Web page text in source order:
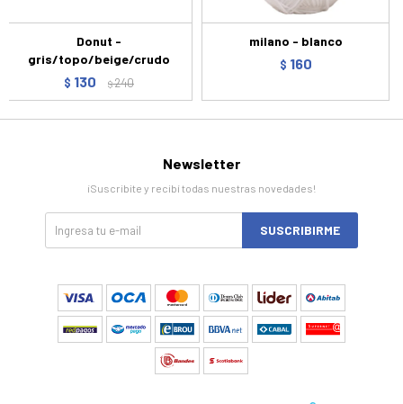
Donut -
gris/topo/beige/crudo
$ 130 $240
milano - blanco
$ 160
Newsletter
¡Suscribite y recibí todas nuestras novedades!
SUSCRIBIRME